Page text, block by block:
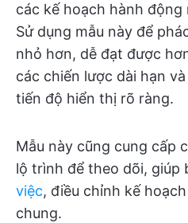
các kế hoạch hành
Sử dụng mẫu này để
nhỏ hơn, dễ đạt được
các chiến lược dài hạn
tiến độ hiển thị rõ ràng.
Mẫu này cũng cung cấp
lộ trình để theo dõi, giúp
việc, điều chỉnh kế
chung.